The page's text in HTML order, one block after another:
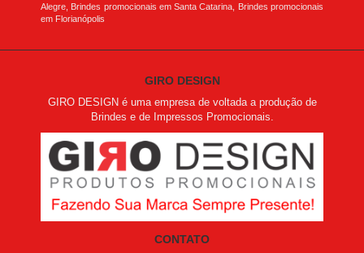
Alegre, Brindes promocionais em Santa Catarina, Brindes promocionais
em Florianópolis
GIRO DESIGN
GIRO DESIGN é uma empresa de voltada a produção de
Brindes e de Impressos Promocionais.
CONTATO